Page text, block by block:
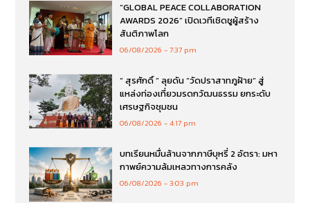
“GLOBAL PEACE COLLABORATION
AWARDS 2026” เปิดเวทีเชิดชูผู้สร้าง
สันติภาพโลก
06/08/2026 7:37 pm
“ สุรศักดิ์ ” ลุยดัน “วัดปราสาทภูฝ้าย” สู่
แหล่งท่องเที่ยวมรดกวัฒนธรรม ยกระดับ
เศรษฐกิจชุมชน
06/08/2026 4:17 pm
บทเรียนหมื่นล้านจากภาษีบุหรี่ 2 อัตรา: มหา
กาพย์ความล้มเหลวทางการคลัง
06/08/2026 3:03 pm